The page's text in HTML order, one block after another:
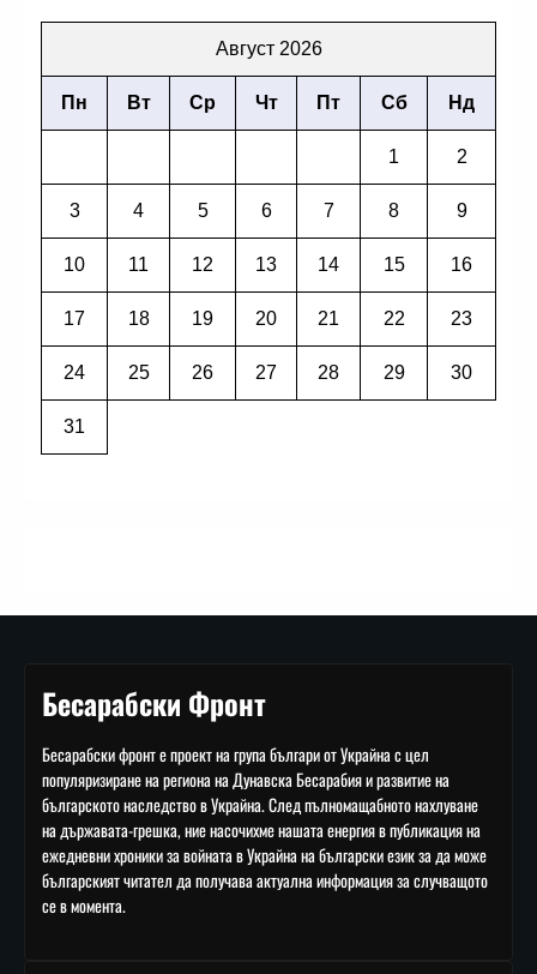
Август 2026
Пн Вт Ср Чт Пт Сб Нд
1 2
3 4 5 6 7 8 9
10 11 12 13 14 15 16
17 18 19 20 21 22 23
24 25 26 27 28 29 30
31
Бесарабски Фронт
Бесарабски фронт е проект на група българи от Украйна с цел
популяризиране на региона на Дунавска Бесарабия и развитие на
българското наследство в Украйна. След пълномащабното нахлуване
на държавата-грешка, ние насочихме нашата енергия в публикация на
ежедневни хроники за войната в Украйна на български език за да може
българският читател да получава актуална информация за случващото
се в момента.